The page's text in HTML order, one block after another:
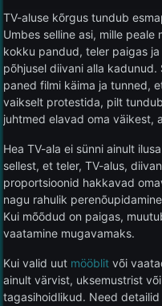
TV-aluse kõrgus tundub
Umbes selline asi, mille peale
kokku pandud, teler paigas
põhjusel diivani alla
paned filmi käima ja tunned,
vaikselt protestida, pilt
juhtmed elavad oma väikest,
Hea TV-ala ei sünni ainult
sellest, et teler, TV-alus,
proportsioonid hakkavad
nagu rahulik
Kui mõõdud on paigas,
vaatamine mugavamaks.
Kui valid uut mööblit või
ainult värvist, uksemustrist
tagasihoidlikud. Need